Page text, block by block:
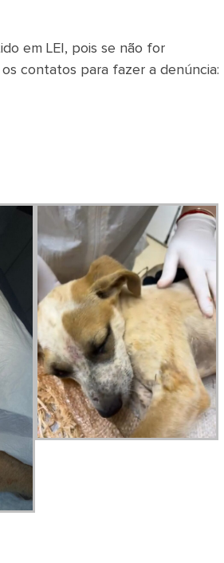
em LEI, pois se não for
contatos para fazer a denúncia: